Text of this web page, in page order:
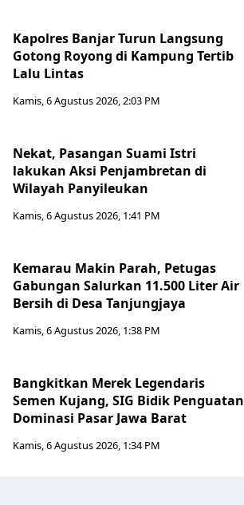
Kapolres Banjar Turun Langsung
Gotong Royong di Kampung Tertib
Lalu Lintas
Kamis, 6 Agustus 2026, 2:03 PM
Nekat, Pasangan Suami Istri
lakukan Aksi Penjambretan di
Wilayah Panyileukan
Kamis, 6 Agustus 2026, 1:41 PM
Kemarau Makin Parah, Petugas
Gabungan Salurkan 11.500 Liter Air
Bersih di Desa Tanjungjaya
Kamis, 6 Agustus 2026, 1:38 PM
Bangkitkan Merek Legendaris
Semen Kujang, SIG Bidik Penguatan
Dominasi Pasar Jawa Barat
Kamis, 6 Agustus 2026, 1:34 PM